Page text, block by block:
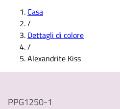
Casa
/
Dettagli di colore
/
Alexandrite Kiss
PPG1250-1